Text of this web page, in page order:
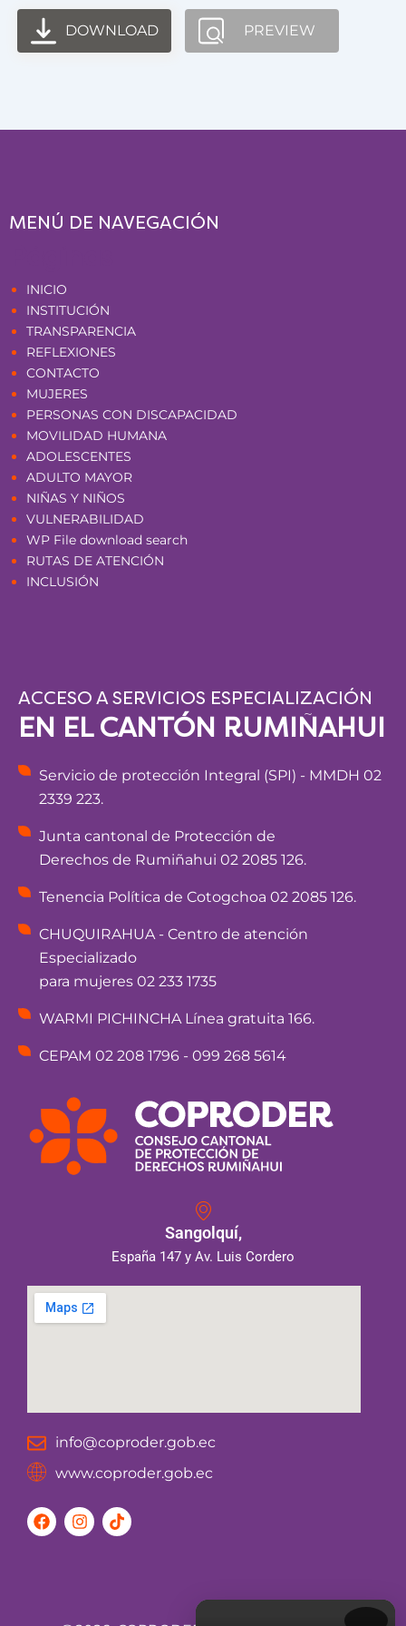
DOWNLOAD PREVIEW
MENÚ DE NAVEGACIÓN
INICIO
INSTITUCIÓN
TRANSPARENCIA
REFLEXIONES
CONTACTO
MUJERES
PERSONAS CON DISCAPACIDAD
MOVILIDAD HUMANA
ADOLESCENTES
ADULTO MAYOR
NIÑAS Y NIÑOS
VULNERABILIDAD
WP File download search
RUTAS DE ATENCIÓN
INCLUSIÓN
ACCESO A SERVICIOS ESPECIALIZACIÓN
EN EL CANTÓN RUMIÑAHUI
Servicio de protección Integral (SPI) - MMDH 02
2339 223.
Junta cantonal de Protección de
Derechos de Rumiñahui 02 2085 126.
Tenencia Política de Cotogchoa 02 2085 126.
CHUQUIRAHUA - Centro de atención
Especializado
para mujeres 02 233 1735
WARMI PICHINCHA Línea gratuita 166.
CEPAM 02 208 1796 - 099 268 5614
Sangolquí,
España 147 y Av. Luis Cordero
info@coproder.gob.ec
www.coproder.gob.ec
F
a
I
n
T
i